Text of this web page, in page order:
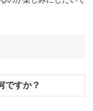
ですか？